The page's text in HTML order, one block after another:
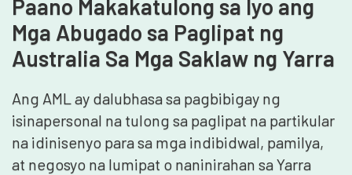
Paano Makakatulong sa Iyo ang
Mga Abugado sa Paglipat ng
Australia Sa Mga Saklaw ng Yarra
Ang AML ay dalubhasa sa pagbibigay ng
isinapersonal na tulong sa paglipat na partikular
na idinisenyo para sa mga indibidwal, pamilya,
at negosyo na lumipat o naninirahan sa Yarra